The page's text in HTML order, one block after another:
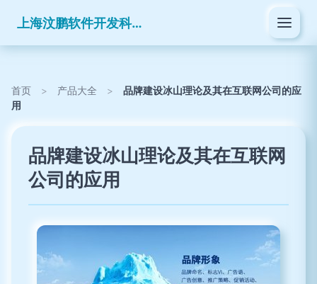
上海汶鹏软件开发科技有限公司
首页 > 产品大全 >
品牌建设冰山理论及其在互联网公司的应
用
品牌建设冰山理论及其在互联网
公司的应用